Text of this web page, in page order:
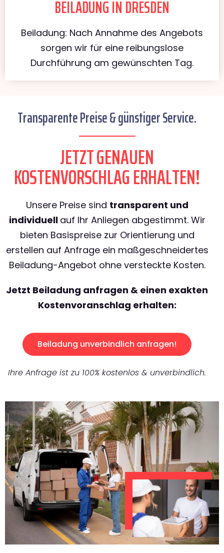
BEILADUNG IN DRESDEN
Beiladung: Nach Annahme des Angebots
sorgen wir für eine reibungslose
Durchführung am gewünschten Tag.
Transparente Preise & günstiger Service.
JETZT GENAUEN
KOSTENVORSCHLAG ERHALTEN!
Unsere Preise sind transparent und
individuell auf Ihr Anliegen abgestimmt. Wir
bieten Basispreise zur Orientierung und
erstellen auf Anfrage ein maßgeschneidertes
Beiladung-Angebot ohne versteckte Kosten.
Jetzt Beiladung anfragen & einen exakten
Kostenvoranschlag erhalten:
Beiladung unverbindlich anfragen!
Ihre Anfrage ist zu 100% kostenlos & unverbindlich.